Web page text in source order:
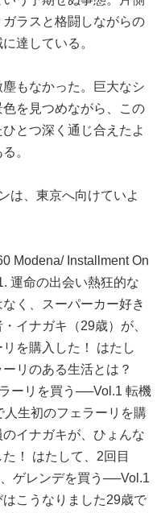
ラスと格闘しながらの
達している。
もなかった。巨大なシ
を見つめながら、この
とつ深く通じ合えたよ
。
は、東京へ向けていよ
Modena/ Installment On
運命の出会い熱狂的な
く、スーパーカー好き
イナガキ（29歳）が、
を購入した！ はたし
リのある生活とは？
ーリを買う──Vol.1 転機
生初のフェラーリを購
イナガキが、ひょんな
！ はたして、2回目
ゲレンデを買う──Vol.1
こうなりました29歳で